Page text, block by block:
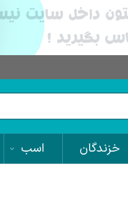
خزندگان اسب